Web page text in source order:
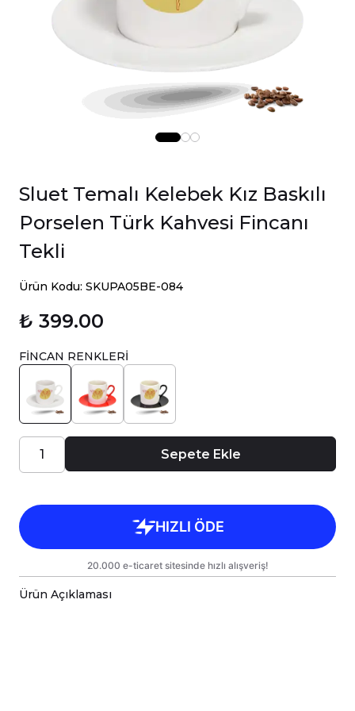
Sluet Temalı Kelebek Kız Baskılı
Porselen Türk Kahvesi Fincanı
Tekli
Ürün Kodu: SKUPA05BE-084
₺ 399.00
FİNCAN RENKLERİ
Sepete Ekle
Ürün Açıklaması